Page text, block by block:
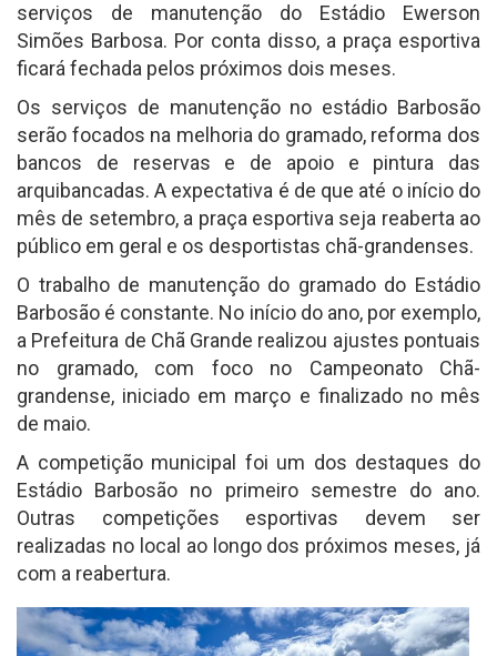
serviços de manutenção do Estádio Ewerson
Simões Barbosa. Por conta disso, a praça esportiva
ficará fechada pelos próximos dois meses.
Os serviços de manutenção no estádio Barbosão
serão focados na melhoria do gramado, reforma dos
bancos de reservas e de apoio e pintura das
arquibancadas. A expectativa é de que até o início do
mês de setembro, a praça esportiva seja reaberta ao
público em geral e os desportistas chã-grandenses.
O trabalho de manutenção do gramado do Estádio
Barbosão é constante. No início do ano, por exemplo,
a Prefeitura de Chã Grande realizou ajustes pontuais
no gramado, com foco no Campeonato Chã-
grandense, iniciado em março e finalizado no mês
de maio.
A competição municipal foi um dos destaques do
Estádio Barbosão no primeiro semestre do ano.
Outras competições esportivas devem ser
realizadas no local ao longo dos próximos meses, já
com a reabertura.